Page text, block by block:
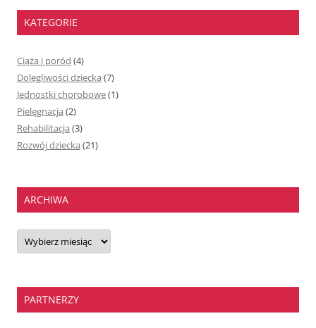
KATEGORIE
Ciąża i poród (4)
Dolegliwości dziecka (7)
Jednostki chorobowe(1)
Pielęgnacja (2)
Rehabilitacja (3)
Rozwój dziecka (21)
ARCHIWA
Archiwa
PARTNERZY